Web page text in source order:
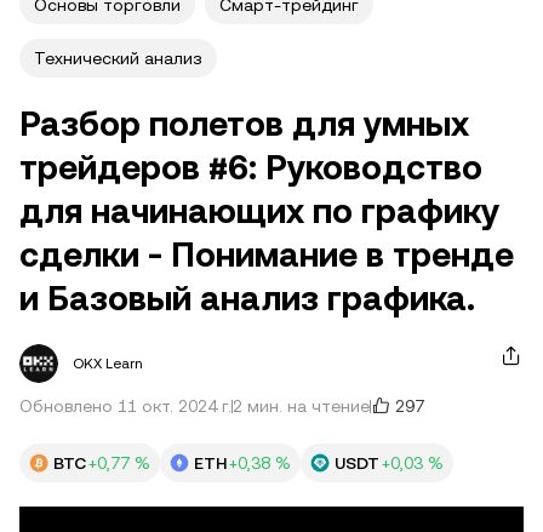
Основы торговли Смарт-трейдинг
Технический анализ
Разбор полетов для умных
трейдеров #6: Руководство
для начинающих по графику
сделки - Понимание в тренде
и Базовый анализ графика.
OKX Learn
Обновлено 11 окт. 2024 г. 2 мин. на чтение 297
BTC+0,77 % ETH+0,38 % USDT+0,03 %